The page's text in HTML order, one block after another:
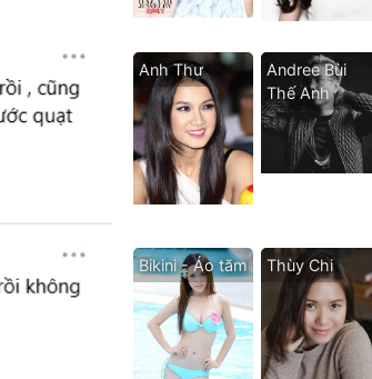
Anh Thư
Andree Bùi
Thế Anh
Bikini - Áo tăm Thùy Chi